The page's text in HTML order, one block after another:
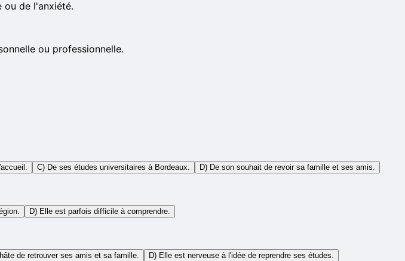
ou de l'anxiété.
ou professionnelle.
C) De ses études universitaires à Bordeaux. D) De son souhait de revoir sa famille et ses amis.
D) Elle est parfois difficile à comprendre.
de retrouver ses amis et sa famille. D) Elle est nerveuse à l'idée de reprendre ses études.